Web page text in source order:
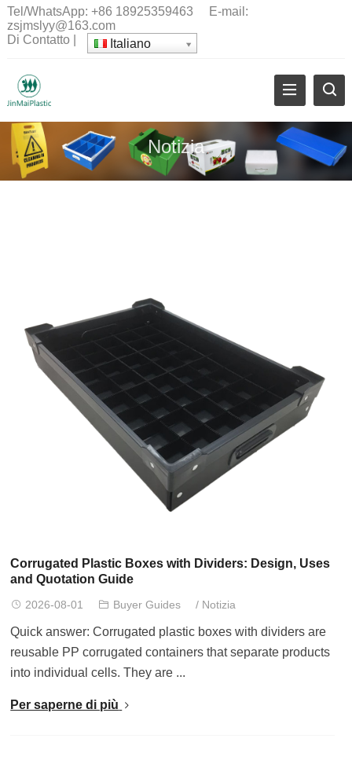
Tel/WhatsApp: +86 18925359463 E-mail:
zsjmslyy@163.com
Di Contatto| Italiano
Notizia
Corrugated Plastic Boxes with Dividers: Design, Uses
and Quotation Guide
2026-08-01 Buyer Guides / Notizia
Quick answer:Corrugated plastic boxes with dividers are
reusable PP corrugated containers that separate products
into individual cells.They are ...
Per saperne di più